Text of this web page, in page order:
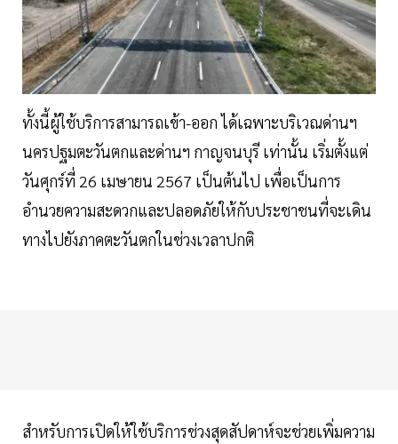
ทั้งนี้ผู้ใช้บริการสามารถเข้า-ออก ได้เฉพาะบริเวณด่านฯ
นครปฐมตะวันตกและด่านฯ กาญจนบุรี เท่านั้น เริ่มตั้งแต่
วันศุกร์ที่ 26 เมษายน 2567 เป็นต้นไป เพื่อเป็นการ
อำนวยความสะดวกและปลอดภัยให้กับประชาชนที่จะเดิน
ทางไปยังภาคตะวันตกในช่วงเวลาปกติ
สำหรับการเปิดให้ใช้บริการช่วงสุดสัปดาห์จะช่วยเพิ่มความ